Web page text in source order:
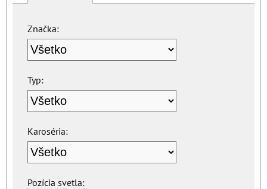
Značka:
Typ:
Karoséria:
Pozícia svetla: